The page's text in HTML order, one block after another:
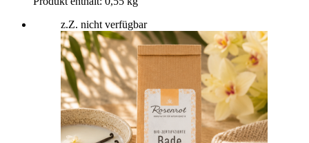
z.Z. nicht verfügbar